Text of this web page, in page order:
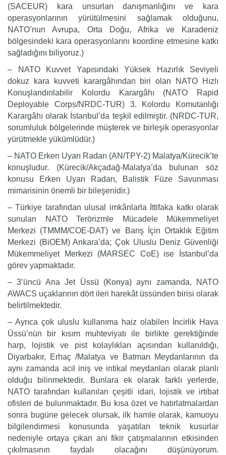
(SACEUR) kara unsurları danışmanlığını ve kara
operasyonlarının yürütülmesini sağlamak olduğunu,
NATO’nun Avrupa, Orta Doğu, Afrika ve Karadeniz
bölgesindeki kara operasyonlarını koordine etmesine katkı
sağladığını biliyoruz.)
– NATO Kuvvet Yapısındaki Yüksek Hazırlık Seviyeli
dokuz kara kuvveti karargâhından biri olan NATO Hızlı
Konuşlandırılabilir Kolordu Karargâhı (NATO Rapid
Deployable Corps/NRDC-TUR) 3. Kolordu Komutanlığı
Karargâhı olarak İstanbul’da teşkil edilmiştir. (NRDC-TUR,
sorumluluk bölgelerinde müşterek ve birleşik operasyonlar
yürütmekle yükümlüdür.)
– NATO Erken Uyarı Radarı (AN/TPY-2) Malatya/Kürecik’te
konuşludur. (Kürecik/Akçadağ-Malatya’da bulunan söz
konusu Erken Uyarı Radarı, Balistik Füze Savunması
mimarisinin önemli bir bileşenidir.)
– Türkiye tarafından ulusal imkânlarla İttifaka katkı olarak
sunulan NATO Terörizmle Mücadele Mükemmeliyet
Merkezi (TMMM/COE-DAT) ve Barış İçin Ortaklık Eğitim
Merkezi (BiOEM) Ankara’da; Çok Uluslu Deniz Güvenliği
Mükemmeliyet Merkezi (MARSEC CoE) ise İstanbul’da
görev yapmaktadır.
– 3’üncü Ana Jet Üssü (Konya) aynı zamanda, NATO
AWACS uçaklarının dört ileri harekât üssünden birisi olarak
belirtilmektedir.
– Ayrıca çok uluslu kullanıma haiz olabilen İncirlik Hava
Üssü’nün bir kısım muhteviyatı ile birlikte gerektiğinde
harp, lojistik ve pist kolaylıkları açısından kullanıldığı,
Diyarbakır, Erhaç /Malatya ve Batman Meydanlarının da
aynı zamanda acil iniş ve intikal meydanları olarak planlı
olduğu bilinmektedir. Bunlara ek olarak farklı yerlerde,
NATO tarafından kullanılan çeşitli idari, lojistik ve irtibat
ofisleri de bulunmaktadır. Bu kısa özet ve hatırlatmalardan
sonra bugüne gelecek olursak, ilk hamle olarak, kamuoyu
bilgilendirmesi konusunda yaşatılan teknik kusurlar
nedeniyle ortaya çıkan ani fikir çatışmalarının etkisinden
çıkılmasının faydalı olacağını düşünüyorum.